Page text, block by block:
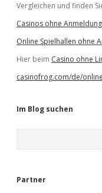
Vergleichen und finden
Casinos ohne Anmeldung
Online Spielhallen ohne
Hier beim Casino ohne
casinofrog.com/de/
Im Blog suchen
e
Partner